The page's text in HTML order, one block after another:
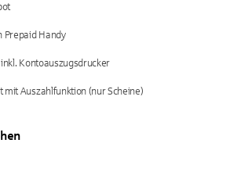
Prepaid Handy
Kontoauszugsdrucker
mit Auszahlfunktion (nur Scheine)